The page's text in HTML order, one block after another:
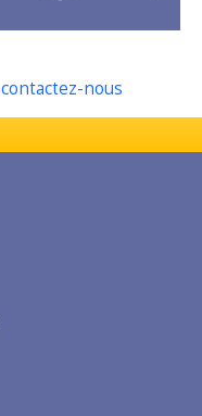
contactez-nous